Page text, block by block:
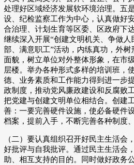
处理好区域经济发展软环境治理。五
设、纪检监察工作为中心，认真做好
合治理、计划生育等区委、区政府下
继续深入开展“创建文明机关、争做
部、满意职工”活动，内练真功，外
面貌，树立单位对外整体形象，在市
层楼。举办各种形式多样的培训班，
德、业务素质和工作能力得到进一步
政制度，推动党风廉政建设和反腐败
把党建与创建文明单位相结合。创建
善：一要完善硬件设施，使必备硬件
档案，提前入手，不断完善各种制度
（二）要认真组织召开好民主生活会
好批评与自我批评。通过民主生活会
助、相互支持的目的。同时做好政务